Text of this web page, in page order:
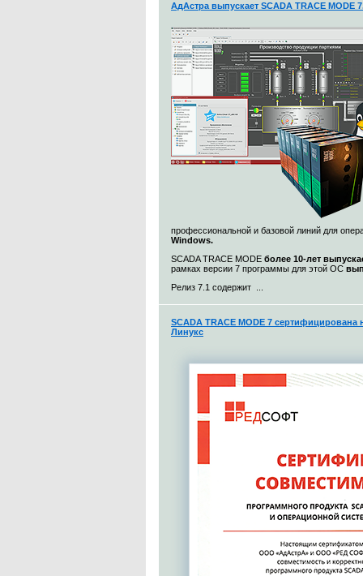
АдАстра выпускает SCADA TRACE MODE
профессиональной и базовой линий для
Windows.
SCADA TRACE MODE более 10-лет
рамках версии 7 программы для этой ОС
Релиз 7.1 содержит ...
SCADA TRACE MODE 7
Линукс